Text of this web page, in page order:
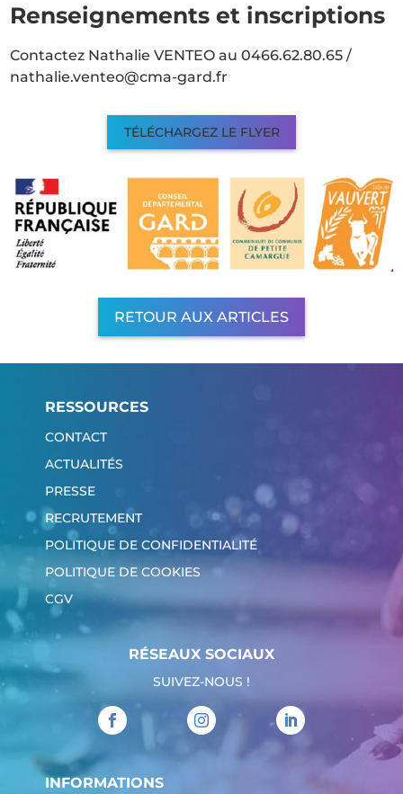
Renseignements et inscriptions
Contactez Nathalie VENTEO au 0466.62.80.65 /
nathalie.venteo@cma-gard.fr
TÉLÉCHARGEZ LE FLYER
RETOUR AUX ARTICLES
RESSOURCES
CONTACT
ACTUALITÉS
PRESSE
RECRUTEMENT
POLITIQUE DE CONFIDENTIALITÉ
POLITIQUE DE COOKIES
CGV
RÉSEAUX SOCIAUX
SUIVEZ-NOUS !
INFORMATIONS